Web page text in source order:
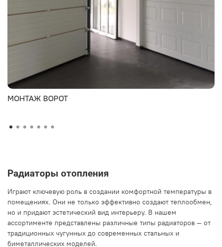
МОНТАЖ ВОРОТ
Радиаторы отопления
Играют ключевую роль в создании комфортной температуры в
помещениях. Они не только эффективно создают теплообмен,
но и придают эстетический вид интерьеру. В нашем
ассортименте представлены различные типы радиаторов — от
традиционных чугунных до современных стальных и
биметаллических моделей.